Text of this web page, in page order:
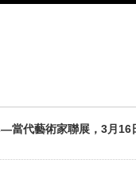
當代藝術家聯展，3月16